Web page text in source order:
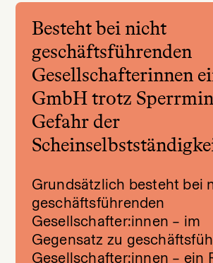
Besteht bei nicht
geschäftsführenden
Gesellschafterinnen
GmbH trotz
Gefahr der
Grundsätzlich besteht bei
geschäftsführenden
Gesellschafter:innen – im
Gegensatz zu
Gesellschafter:innen – ein